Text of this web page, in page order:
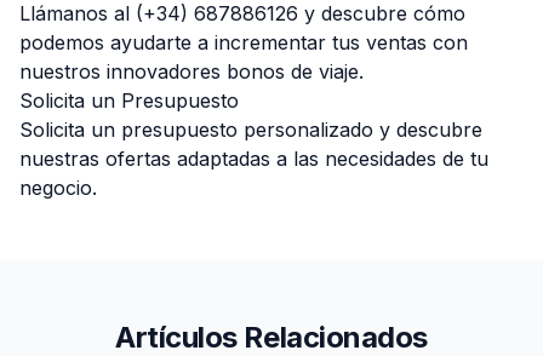
Llámanos al (+34) 687886126 y descubre cómo
podemos ayudarte a incrementar tus ventas con
nuestros innovadores bonos de viaje.
Solicita un Presupuesto
Solicita un presupuesto personalizado y descubre
nuestras ofertas adaptadas a las necesidades de tu
negocio.
Artículos Relacionados